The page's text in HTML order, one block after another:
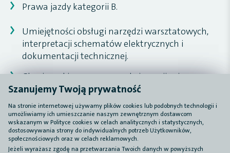
Prawa jazdy kategorii B.
Umiejętności obsługi narzędzi warsztatowych,
interpretacji schematów elektrycznych i
dokumentacji technicznej.
Chęci nauki, pracy w zespole i rozwijania
kompetencji technicznych.
Szanujemy Twoją prywatność
Na stronie internetowej używamy plików cookies lub podobnych technologii i
umożliwiamy ich umieszczanie naszym zewnętrznym dostawcom
wskazanym w Polityce cookies w celach analitycznych i statystycznych,
dostosowywania strony do indywidualnych potrzeb Użytkowników,
społecznościowych oraz w celach reklamowych.
Jeżeli wyrażasz zgodę na przetwarzania Twoich danych w powyższych
Szanujemy Twoją prywatność
Na stronie internetowej używamy plików cookies lub podobnych technologii i
umożliwiamy ich umieszczanie naszym zewnętrznym dostawcom
wskazanym w Polityce cookies w celach analitycznych i statystycznych,
dostosowywania strony do indywidualnych potrzeb Użytkowników,
społecznościowych oraz w celach reklamowych.
Jeżeli wyrażasz zgodę na przetwarzania Twoich danych w powyższych